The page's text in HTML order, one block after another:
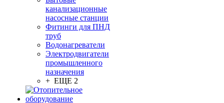
канализационные
насосные станции
Фитинги для ПНД
труб
Водонагреватели
Электродвигатели
промышленного
назначения
+ ЕЩЕ 2